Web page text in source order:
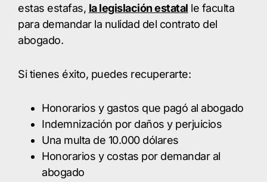
estas estafas, la legislación estatal le faculta
para demandar la nulidad del contrato del
abogado.
Si tienes éxito, puedes recuperarte:
Honorarios y gastos que pagó al abogado
Indemnización por daños y perjuicios
Una multa de 10.000 dólares
Honorarios y costas por demandar al
abogado